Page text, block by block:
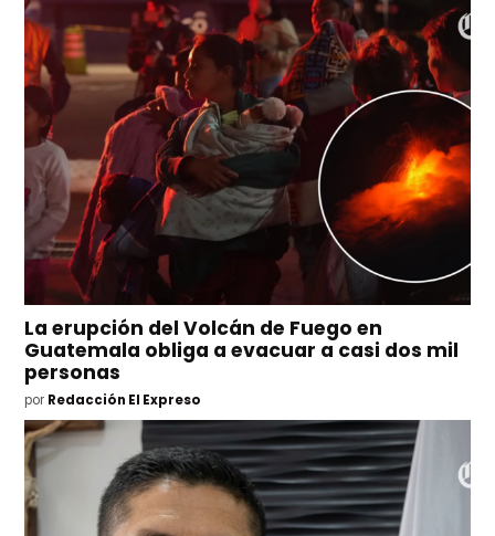
La erupción del Volcán de Fuego en
Guatemala obliga a evacuar a casi dos mil
personas
por Redacción El Expreso